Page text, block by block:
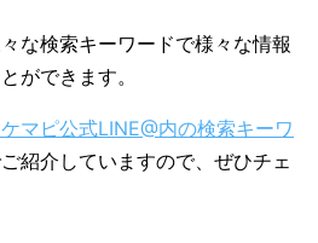
な検索キーワードで様々な情報
ができます。
マピ公式LINE@内の検索キーワ
ご紹介していますので、ぜひチェ